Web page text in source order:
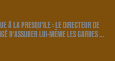
À LA PRESQU'ÎLE : LE DIRECTEUR DE
D'ASSURER LUI-MÊME LES GARDES À